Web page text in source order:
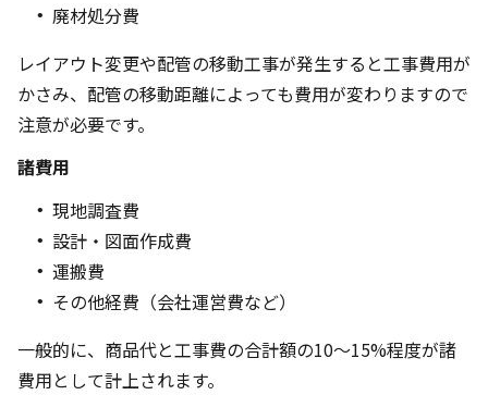
廃材処分費
レイアウト変更や配管の移動工事が発生すると工事費用が
かさみ、配管の移動距離によっても費用が変わりますので
注意が必要です。
諸費用
現地調査費
設計・図面作成費
運搬費
その他経費（会社運営費など）
一般的に、商品代と工事費の合計額の10～15%程度が諸
費用として計上されます。